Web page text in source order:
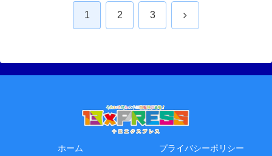
1 2 3 次
ホーム プライバシーポリシー